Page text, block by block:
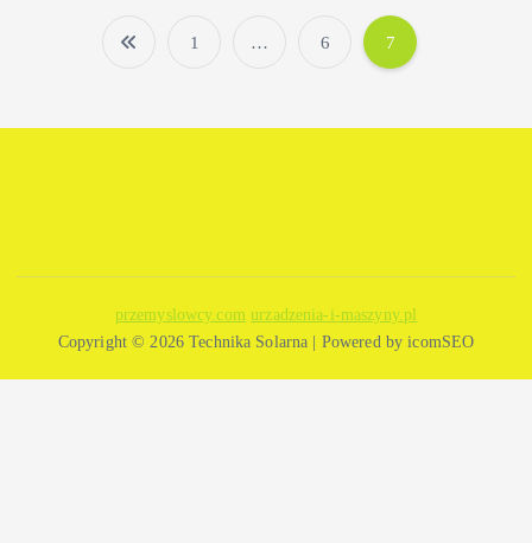
t
n
i
1 … 6 7
przemyslowcy.com urzadzenia-i-maszyny.pl
Copyright © 2026 Technika Solarna | Powered by icomSEO